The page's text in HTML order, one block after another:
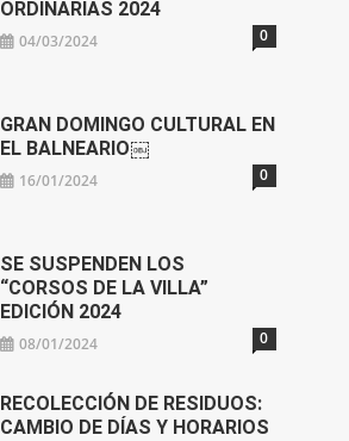
ORDINARIAS 2024
04/03/2024 0
GRAN DOMINGO CULTURAL EN
EL BALNEARIO￼
16/01/2024 0
SE SUSPENDEN LOS
“CORSOS DE LA VILLA”
EDICIÓN 2024
08/01/2024 0
RECOLECCIÓN DE RESIDUOS:
CAMBIO DE DÍAS Y HORARIOS